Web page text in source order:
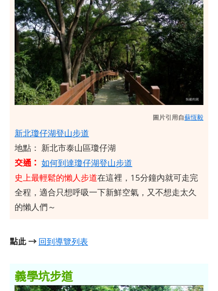
圖片引用自蘇恆毅
新北瓊仔湖登山步道
地點： 新北市泰山區瓊仔湖
交通： 如何到達瓊仔湖登山步道
史上最輕鬆的懶人步道在這裡，15分鐘內就可走完
全程，適合只想呼吸一下新鮮空氣，又不想走太久
的懶人們～
點此 → 回到導覽列表
義學坑步道